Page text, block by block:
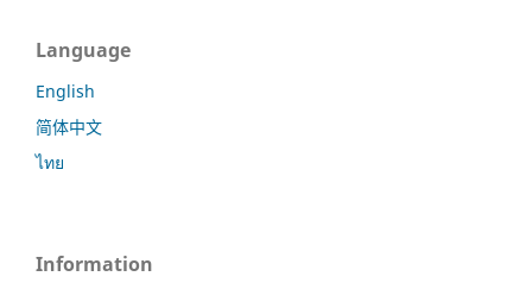
Language
English
简体中文
ไทย
Information